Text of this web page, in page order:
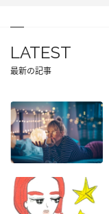
LATEST
最新の記事